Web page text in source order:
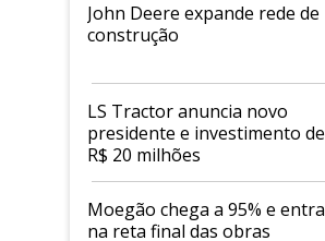
John Deere expande rede de
construção
LS Tractor anuncia novo
presidente e investimento de
R$ 20 milhões
Moegão chega a 95% e entra
na reta final das obras